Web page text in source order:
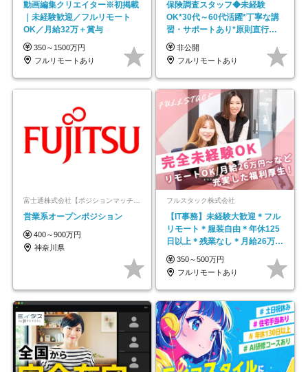
動画編集クリエイター※初掲載
｜未経験歓迎／フルリモート
OK／月給32万＋賞与
350～1500万円
フルリモートあり
保険調査スタッフ◆未経験
OK*30代～60代活躍*丁寧な講
習・サポートあり*原則直行直
帰／全国募集・業務委託
非公開
フルリモートあり
富士通株式会社【ポジションマッチ登録】
営業系オープンポジション
400～900万円
神奈川県
フルスタック株式会社
【IT事務】未経験大歓迎＊フル
リモート＊服装自由＊年休125
日以上＊残業なし＊月給26万円
以上
350～500万円
フルリモートあり